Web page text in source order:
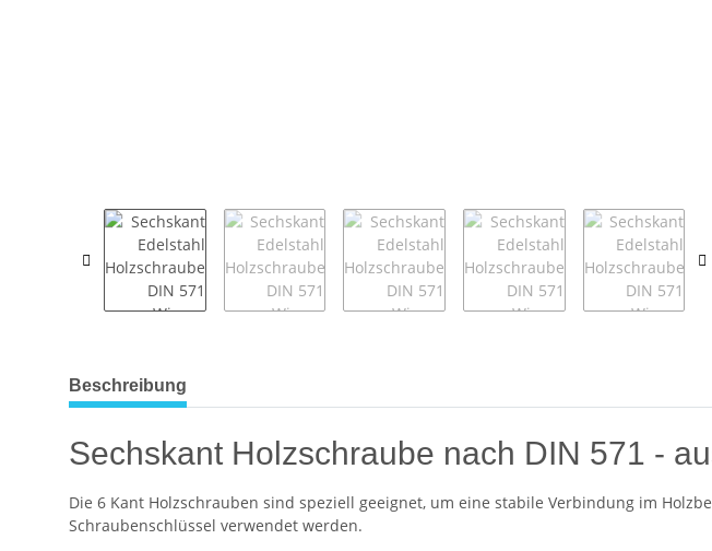
weitere Registerkarten anzeigen
Beschreibung
Sechskant Holzschraube nach DIN 571 -
Die 6 Kant Holzschrauben sind speziell geeignet, um eine stabile Verbindung im
Schraubenschlüssel verwendet werden.